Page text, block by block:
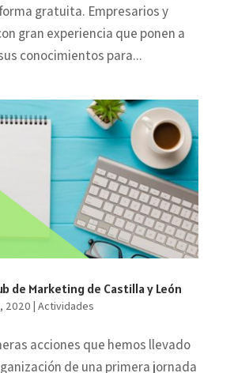
gratuita. Empresarios y
gran experiencia que ponen a
conocimientos para...
de Marketing de Castilla y León
2020 | Actividades
acciones que hemos llevado
de una primera jornada